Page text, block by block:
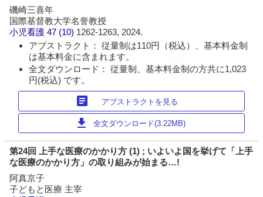
磯崎三喜年
国際基督教大学名誉教授
小児看護 47 (10) 1262-1263, 2024.
アブストラクト： 従量制は110円（税込）、基本料金制
は基本料金に含まれます。
全文ダウンロード： 従量制、基本料金制の方共に1,023
円(税込) です。
article アブストラクトを見る
download 全文ダウンロード(3.22MB)
第24回 上手な医療のかかり方 (1) ; いよいよ国を挙げて「上手
な医療のかかり方」の取り組みが始まる…!
阿真京子
子どもと医療 主宰